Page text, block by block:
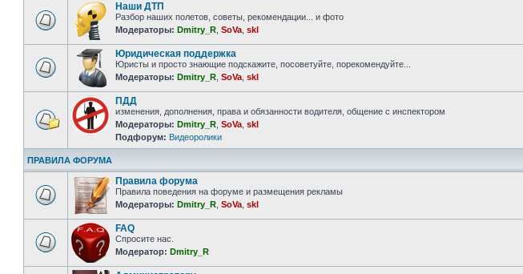
Наши ДТП
Разбор наших полетов, советы, рекомендации... и фото
Модераторы: Dmitry_R SoVa skl
Юридическая поддержка
Юристы и просто знающие подскажите, посоветуйте, порекомендуйте...
Модераторы: Dmitry_R SoVa skl
ПДД
изменения, дополнения, права и обязанности водителя, общение с инспектором
Модераторы: Dmitry_R SoVa skl
Подфорум: Видеоролики
ПРАВИЛА ФОРУМА
Правила форума
Правила поведения на форуме и размещения рекламы
Модераторы: Dmitry_R SoVa skl
FAQ
Спросите нас.
Модератор: Dmitry_R